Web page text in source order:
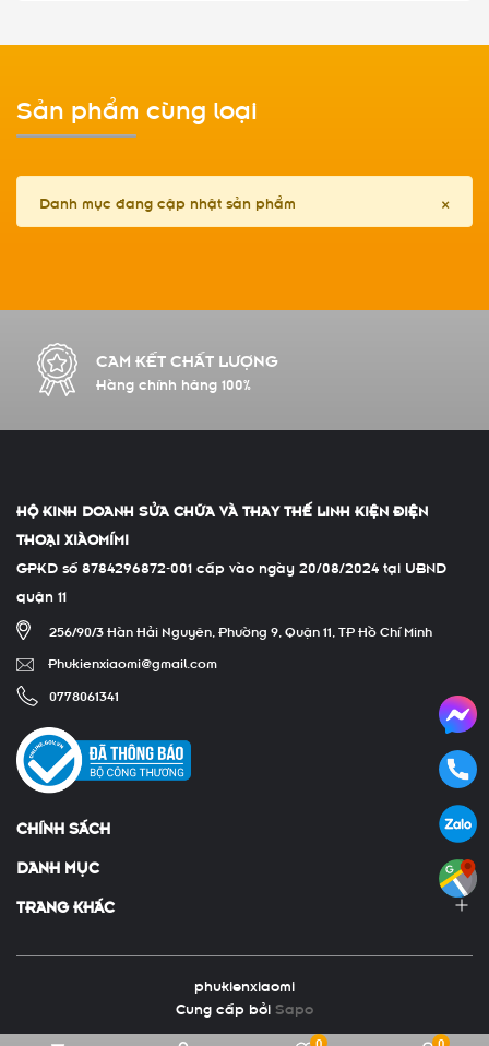
0 0
Sản phẩm cùng loại
×
Danh mục đang cập nhật sản phẩm
CAM KẾT CHẤT LƯỢNG
Hàng chính hãng 100%
HỘ KINH DOANH SỬA CHỮA VÀ THAY THẾ LINH KIỆN ĐIỆN
THOẠI XIÀOMÍMI
GPKD số 8784296872-001 cấp vào ngày 20/08/2024 tại UBND
quận 11
256/90/3 Hàn Hải Nguyên, Phường 9, Quận 11, TP Hồ Chí Minh
Phukienxiaomi@gmail.com
0778061341
CHÍNH SÁCH
DANH MỤC
TRANG KHÁC
phukienxiaomi
Cung cấp bởi Sapo